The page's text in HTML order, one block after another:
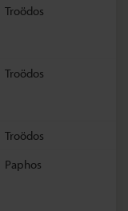
Troödos
Troödos
Troödos
Paphos